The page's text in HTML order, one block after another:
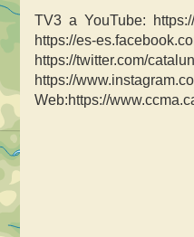
TV3 a YouTube:
https://es-
https://twitter.com/
https://
Web:https://